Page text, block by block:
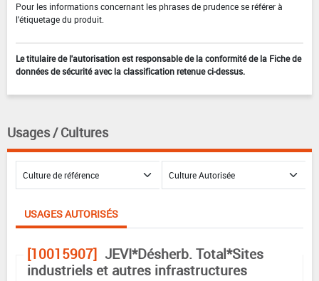
Pour les informations concernant les phrases de prudence se référer à
l'étiquetage du produit.
Le titulaire de l'autorisation est responsable de la conformité de la Fiche de
données de sécurité avec la classification retenue ci-dessus.
Usages / Cultures
USAGES AUTORISÉS
[10015907] JEVI*Désherb. Total*Sites
industriels et autres infrastructures